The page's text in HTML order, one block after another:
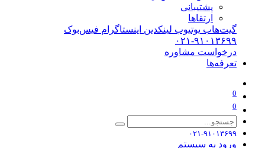
پشتیبانی
ارتقاها
گیت‌هاب یوتیوب لینکدین اینستاگرام فیس‌بوک
۰۲۱-۹۱۰۱۳۶۹۹
درخواست مشاوره
تعرفه‌ها
0
0
۰۲۱-۹۱۰۱۳۶۹۹
ورود به سیستم